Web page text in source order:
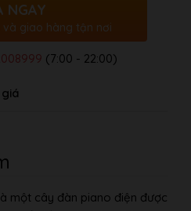
NGAY
và giao hàng tận nơi
(7:00 - 22:00)
một cây đàn piano điện được